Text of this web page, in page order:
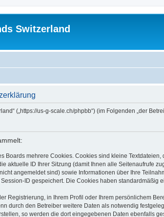
Switzerland
(„https://us-g-scale.ch/phpbb“) (im Folgenden „der
Boards mehrere Cookies. Cookies sind kleine
aktuelle ID Ihrer Sitzung (damit Ihnen alle Seitenaufrufe
angemeldet sind) sowie Informationen über Ihre
ID gespeichert. Die Cookies haben
Registrierung, in Ihrem Profil oder Ihrem persönlichem
durch den Betreiber weitere Daten als notwendig
so werden die dort eingegebenen Daten ebenfalls